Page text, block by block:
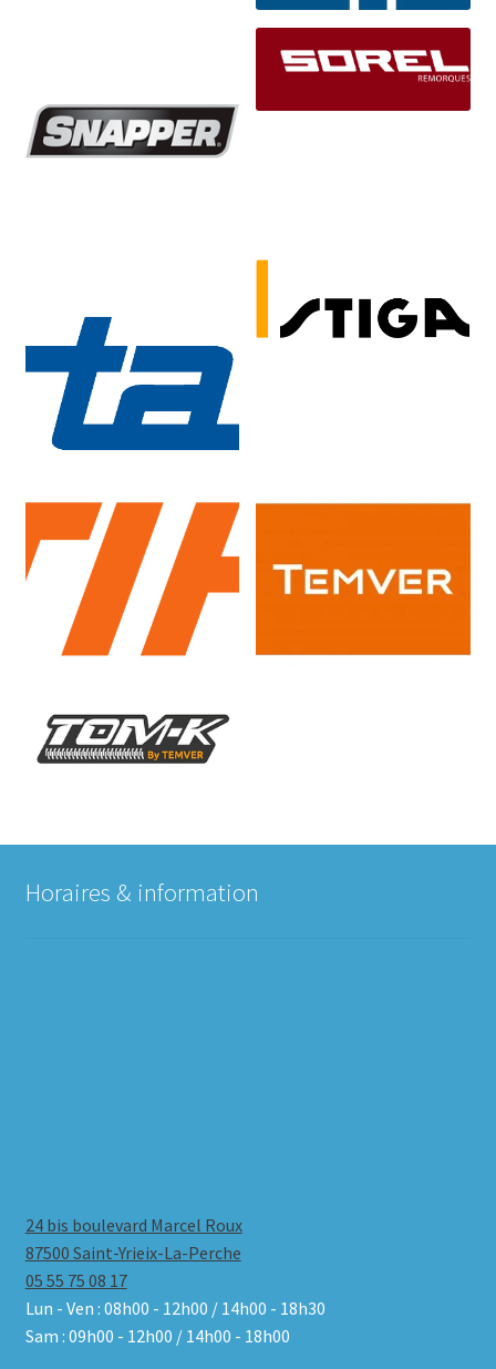
Horaires & information
24 bis boulevard Marcel Roux
87500 Saint-Yrieix-La-Perche
05 55 75 08 17
Lun - Ven : 08h00 - 12h00 / 14h00 - 18h30
Sam : 09h00 - 12h00 / 14h00 - 18h00